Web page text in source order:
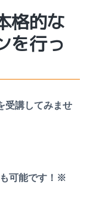
格的な
を行っ
受講してみませ
可能です！※